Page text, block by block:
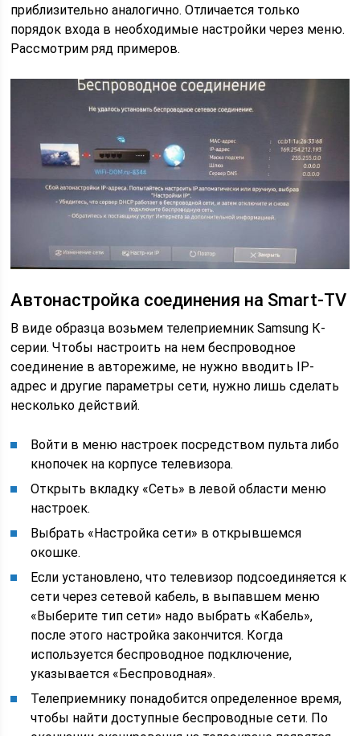
приблизительно аналогично. Отличается только
порядок входа в необходимые настройки через меню.
Рассмотрим ряд примеров.
Автонастройка соединения на Smart-TV
В виде образца возьмем телеприемник Samsung К-
серии. Чтобы настроить на нем беспроводное
соединение в авторежиме, не нужно вводить IP-
адрес и другие параметры сети, нужно лишь сделать
несколько действий.
Войти в меню настроек посредством пульта либо
кнопочек на корпусе телевизора.
Открыть вкладку «Сеть» в левой области меню
настроек.
Выбрать «Настройка сети» в открывшемся
окошке.
Если установлено, что телевизор подсоединяется к
сети через сетевой кабель, в выпавшем меню
«Выберите тип сети» надо выбрать «Кабель»,
после этого настройка закончится. Когда
используется беспроводное подключение,
указывается «Беспроводная».
Телеприемнику понадобится определенное время,
чтобы найти доступные беспроводные сети. По